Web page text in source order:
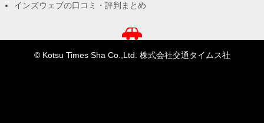
インズウェブの口コミ・評判まとめ
© Kotsu Times Sha Co.,Ltd. 株式会社交通タイムス社